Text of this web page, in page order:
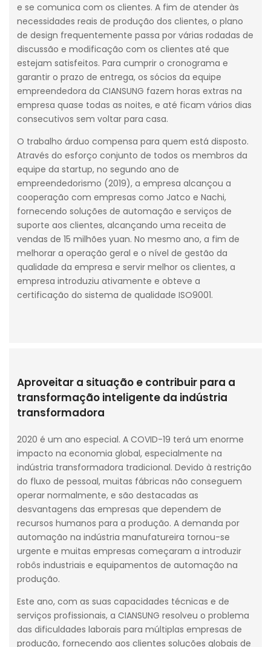
e se comunica com os clientes. A fim de atender às
necessidades reais de produção dos clientes, o plano
de design frequentemente passa por várias rodadas de
discussão e modificação com os clientes até que
estejam satisfeitos. Para cumprir o cronograma e
garantir o prazo de entrega, os sócios da equipe
empreendedora da CIANSUNG fazem horas extras na
empresa quase todas as noites, e até ficam vários dias
consecutivos sem voltar para casa.
O trabalho árduo compensa para quem está disposto.
Através do esforço conjunto de todos os membros da
equipe da startup, no segundo ano de
empreendedorismo (2019), a empresa alcançou a
cooperação com empresas como Jatco e Nachi,
fornecendo soluções de automação e serviços de
suporte aos clientes, alcançando uma receita de
vendas de 15 milhões yuan. No mesmo ano, a fim de
melhorar a operação geral e o nível de gestão da
qualidade da empresa e servir melhor os clientes, a
empresa introduziu ativamente e obteve a
certificação do sistema de qualidade ISO9001.
Aproveitar a situação e contribuir para a
transformação inteligente da indústria
transformadora
2020 é um ano especial. A COVID-19 terá um enorme
impacto na economia global, especialmente na
indústria transformadora tradicional. Devido à restrição
do fluxo de pessoal, muitas fábricas não conseguem
operar normalmente, e são destacadas as
desvantagens das empresas que dependem de
recursos humanos para a produção. A demanda por
automação na indústria manufatureira tornou-se
urgente e muitas empresas começaram a introduzir
robôs industriais e equipamentos de automação na
produção.
Este ano, com as suas capacidades técnicas e de
serviços profissionais, a CIANSUNG resolveu o problema
das dificuldades laborais para múltiplas empresas de
produção, fornecendo aos clientes soluções globais de